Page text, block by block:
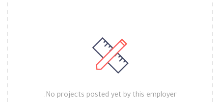
No projects posted yet by this employer.